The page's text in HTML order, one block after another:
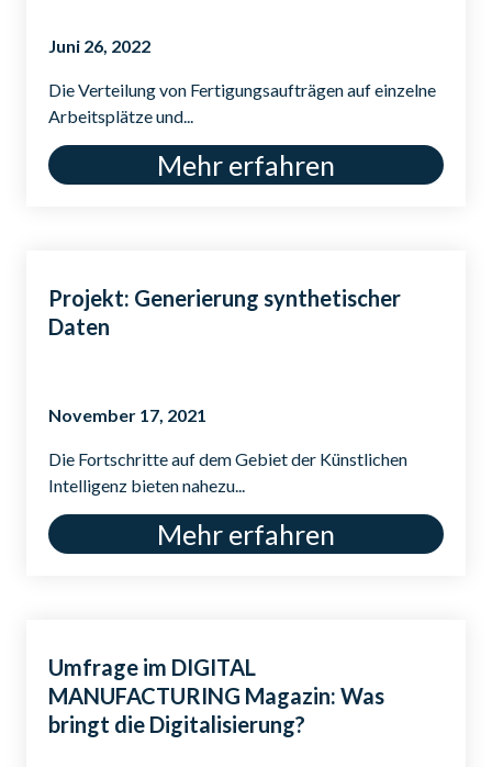
Juni 26, 2022
Die Verteilung von Fertigungsaufträgen auf einzelne
Arbeitsplätze und...
Mehr erfahren
Projekt: Generierung synthetischer
Daten
November 17, 2021
Die Fortschritte auf dem Gebiet der Künstlichen
Intelligenz bieten nahezu...
Mehr erfahren
Umfrage im DIGITAL
MANUFACTURING Magazin: Was
bringt die Digitalisierung?